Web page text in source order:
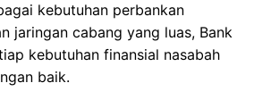
kebutuhan perbankan
jaringan cabang yang luas, Bank
kebutuhan finansial nasabah
baik.